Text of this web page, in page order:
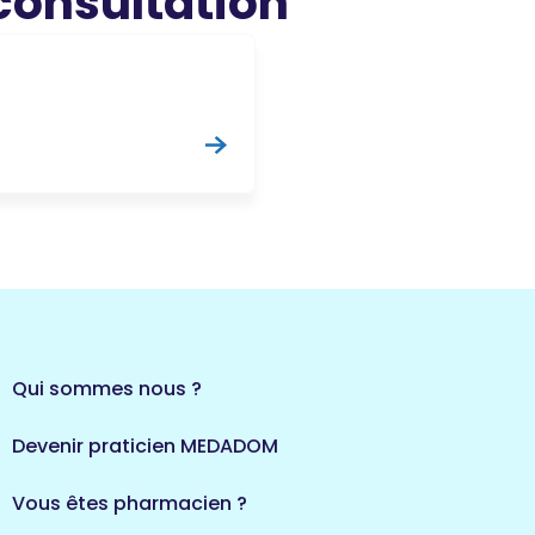
Qui sommes nous ?
Devenir praticien MEDADOM
Vous êtes pharmacien ?